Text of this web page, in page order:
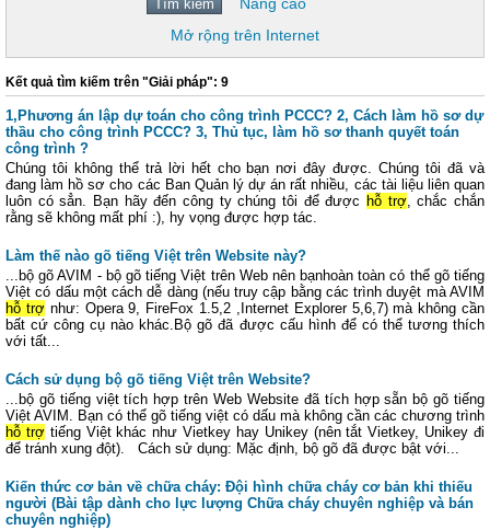
Mở rộng trên Internet
Kết quả tìm kiếm trên "Giải pháp": 9
1,Phương án lập dự toán cho công trình PCCC? 2, Cách làm hồ sơ dự
thầu cho công trình PCCC? 3, Thủ tục, làm hồ sơ thanh quyết toán
công trình ?
Chúng tôi không thể trả lời hết cho bạn nơi đây được. Chúng tôi đã và
đang làm hồ sơ cho các Ban Quản lý dự án rất nhiều, các tài liệu liên quan
luôn có sẳn. Bạn hãy đến công ty chúng tôi để được hỗ trợ, chắc chắn
rằng sẽ không mất phí :), hy vọng được hợp tác.
Làm thế nào gõ tiếng Việt trên Website này?
...bộ gõ AVIM - bộ gõ tiếng Việt trên Web nên bạnhoàn toàn có thể gõ tiếng
Việt có dấu một cách dễ dàng (nếu truy cập bằng các trình duyệt mà AVIM
hỗ trợnhư: Opera 9, FireFox 1.5,2 ,Internet Explorer 5,6,7) mà không cần
bất cứ công cụ nào khác.Bộ gõ đã được cấu hình để có thể tương thích
với tất...
Cách sử dụng bộ gõ tiếng Việt trên Website?
...bộ gõ tiếng việt tích hợp trên Web Website đã tích hợp sẵn bộ gõ tiếng
Việt AVIM. Bạn có thể gõ tiếng việt có dấu mà không cần các chương trình
hỗ trợtiếng Việt khác như Vietkey hay Unikey (nên tắt Vietkey, Unikey đi
để tránh xung đột). Cách sử dụng: Mặc định, bộ gõ đã được bật với...
Kiến thức cơ bản về chữa cháy: Đội hình chữa cháy cơ bản khi thiếu
người (Bài tập dành cho lực lượng Chữa cháy chuyên nghiệp và bán
chuyên nghiệp)